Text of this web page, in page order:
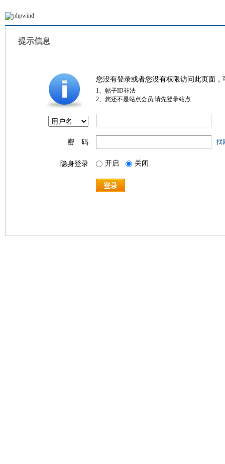
提示信息
您没有登录或者您没有权限访问此页面
1、帖子ID非法
2、您还不是站点会员,请先登录站点
密 码 找
隐身登录 开启 关闭
登录